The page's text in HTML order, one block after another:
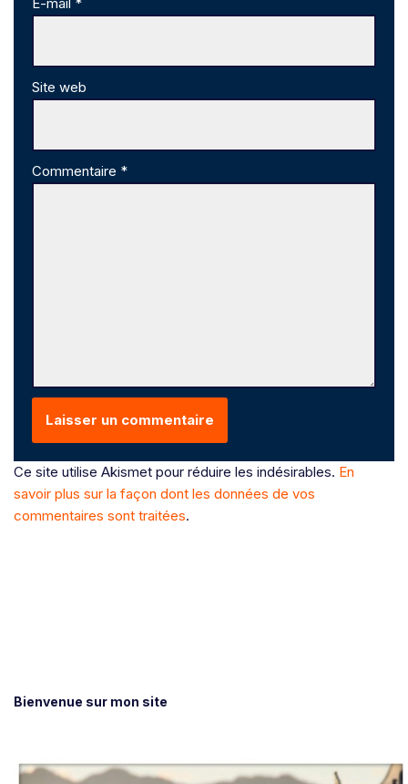
Site web
Commentaire *
Ce site utilise Akismet pour réduire les indésirables. En
savoir plus sur la façon dont les données de vos
commentaires sont traitées.
Bienvenue sur mon site